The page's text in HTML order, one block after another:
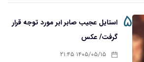
۵ استایل عجیب صابر ابر مورد توجه قرار
گرفت/ عکس
۱۴۰۵/۰۵/۱۵ ۲۱:۴۵